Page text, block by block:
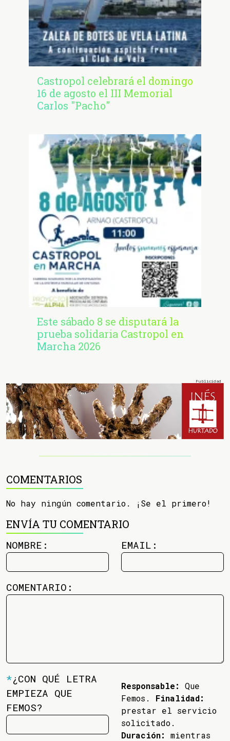
Castropol celebrará el domingo
16 de agosto el III Memorial
Carlos "Pacho"
Este sábado 8 se disputará la
prueba solidaria Castropol en
Marcha 2026
COMENTARIOS
No hay ningún comentario. ¡Se el primero!
ENVÍA TU COMENTARIO
NOMBRE: EMAIL:
COMENTARIO:
*¿CON QUÉ LETRA
EMPIEZA QUE
FEMOS?
Responsable:
Que
Femos. Finalidad:
prestar el servicio
solicitado.
Duración:
mientras